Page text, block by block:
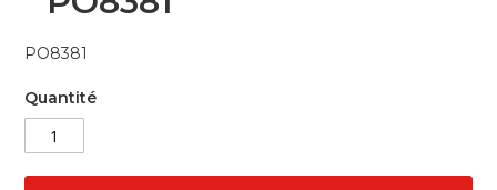
beginning
the
gallery
PO8381
Quantité